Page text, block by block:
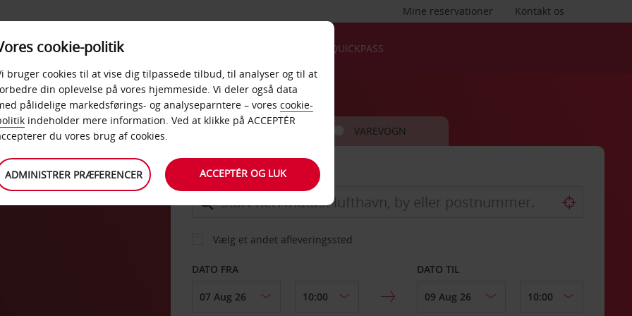
Kontakt os
Mine reservationer
PRODUKTER &
KONTORER
QUICKPASS
BIL VAREVOGN
AFHENT FRA
Vælg et andet afleveringssted
DATO FRA DATO TIL
cookie-politik
bruger cookies til at vise dig tilpassede tilbud, til analyser og til at
din oplevelse på vores hjemmeside. Vi deler også data
pålidelige markedsførings- og analyseparntere – vores cookie-
indeholder mere information. Ved at klikke på ACCEPTÉR
du vores brug af cookies.
ADMINISTRER PRÆFERENCER ACCEPTÉR OG LUK